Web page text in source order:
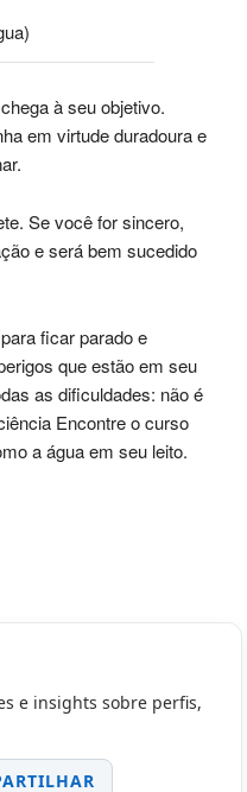
à seu objetivo.
em virtude duradoura e
Se você for sincero,
e será bem sucedido
ficar parado e
que estão em seu
as dificuldades: não é
Encontre o curso
a água em seu leito.
e insights sobre perfis,